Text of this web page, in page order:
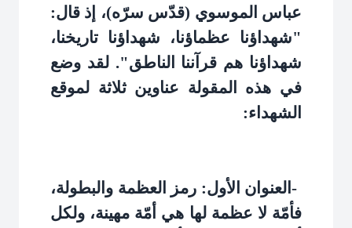
عباس الموسوي (قدّس سرّه)، إذ قال:
"شهداؤنا عظماؤنا، شهداؤنا تاريخنا،
شهداؤنا هم قرآننا الناطق". لقد وضع
في هذه المقولة عناوين ثلاثة لموقع
الشهداء:
-العنوان الأول: رمز العظمة والبطولة،
فأمّة لا عظمة لها هي أمّة مهينة، ولكل